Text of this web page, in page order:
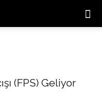
(FPS) Geliyor